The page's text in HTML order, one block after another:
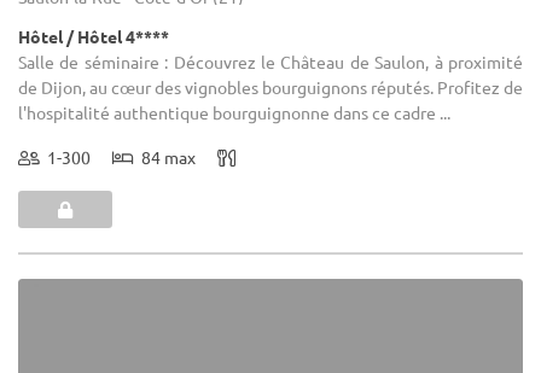
Hôtel / Hôtel 4****
Salle de séminaire : Découvrez le Château de Saulon, à proximité
de Dijon, au cœur des vignobles bourguignons réputés. Profitez de
l'hospitalité authentique bourguignonne dans ce cadre ...
1-300 84 max